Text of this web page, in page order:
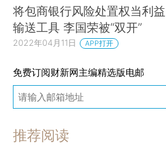
将包商银行风险处置权当利益
输送工具 李国荣被“双开”
2022年04月11日 APP打开
免费订阅财新网主编精选版电邮
推荐阅读